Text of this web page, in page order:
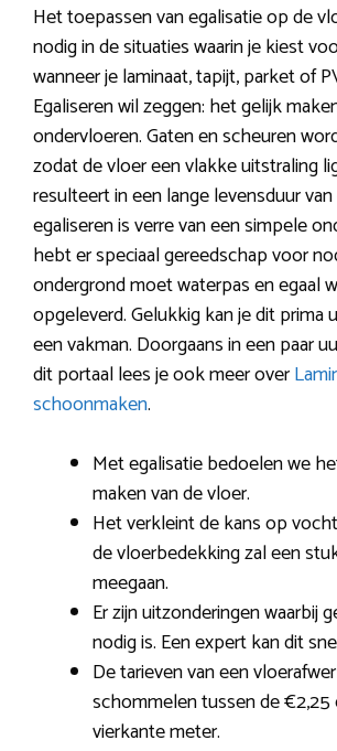
Het toepassen van egalisatie op de
nodig in de situaties waarin je kiest
wanneer je laminaat, tapijt, parket of
Egaliseren wil zeggen: het gelijk
ondervloeren. Gaten en scheuren
zodat de vloer een vlakke uitstraling
resulteert in een lange levensduur
egaliseren is verre van een simpele
hebt er speciaal gereedschap voor
ondergrond moet waterpas en egaal
opgeleverd. Gelukkig kan je dit prima
een vakman. Doorgaans in een paar
dit portaal lees je ook meer over
schoonmaken.
Met egalisatie bedoelen we
maken van de vloer.
Het verkleint de kans op
de vloerbedekking zal een
meegaan.
Er zijn uitzonderingen waarbij
nodig is. Een expert kan dit
De tarieven van een
schommelen tussen de
vierkante meter.